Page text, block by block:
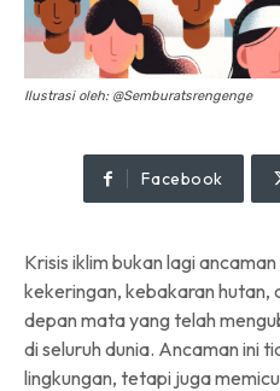
Ilustrasi oleh: @Semburatsrengenge
Facebook
Krisis iklim bukan lagi
kekeringan, kebakaran
depan mata yang telah
di seluruh dunia. Ancaman ini
lingkungan, tetapi juga